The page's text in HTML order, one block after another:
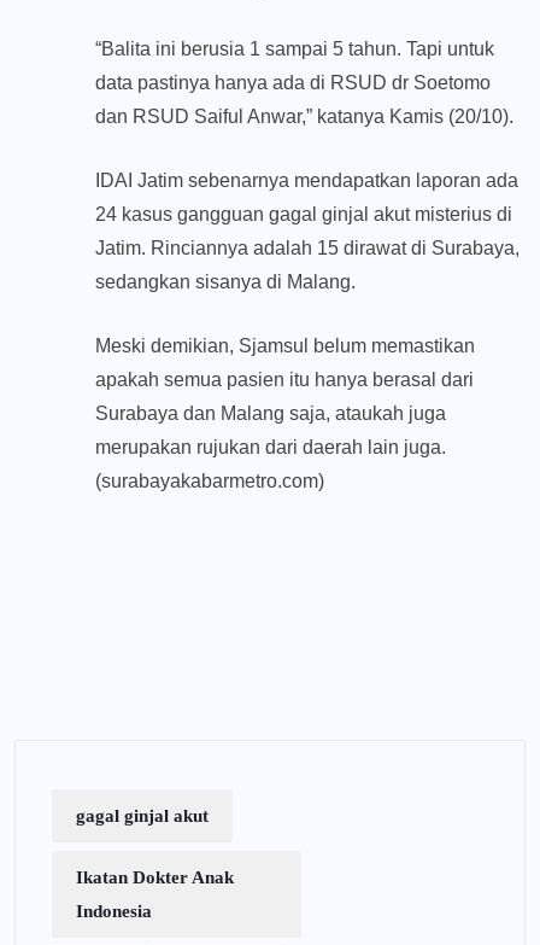
“Balita ini berusia 1 sampai 5 tahun. Tapi untuk
data pastinya hanya ada di RSUD dr Soetomo
dan RSUD Saiful Anwar,” katanya Kamis (20/10).
IDAI Jatim sebenarnya mendapatkan laporan ada
24 kasus gangguan gagal ginjal akut misterius di
Jatim. Rinciannya adalah 15 dirawat di Surabaya,
sedangkan sisanya di Malang.
Meski demikian, Sjamsul belum memastikan
apakah semua pasien itu hanya berasal dari
Surabaya dan Malang saja, ataukah juga
merupakan rujukan dari daerah lain juga.
(surabayakabarmetro.com)
gagal ginjal akut
Ikatan Dokter Anak
Indonesia